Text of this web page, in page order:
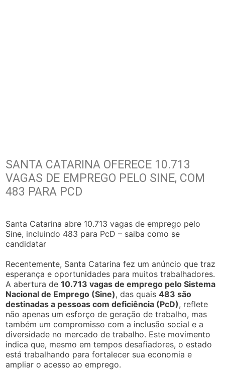
SANTA CATARINA OFERECE 10.713
VAGAS DE EMPREGO PELO SINE, COM
483 PARA PCD
Santa Catarina abre 10.713 vagas de emprego pelo
Sine, incluindo 483 para PcD – saiba como se
candidatar
Recentemente, Santa Catarina fez um anúncio que traz
esperança e oportunidades para muitos trabalhadores.
A abertura de10.713 vagas de emprego pelo Sistema
Nacional de Emprego (Sine), das quais483 são
destinadas a pessoas com deficiência (PcD), reflete
não apenas um esforço de geração de trabalho, mas
também um compromisso com a inclusão social e a
diversidade no mercado de trabalho. Este movimento
indica que, mesmo em tempos desafiadores, o estado
está trabalhando para fortalecer sua economia e
ampliar o acesso ao emprego.